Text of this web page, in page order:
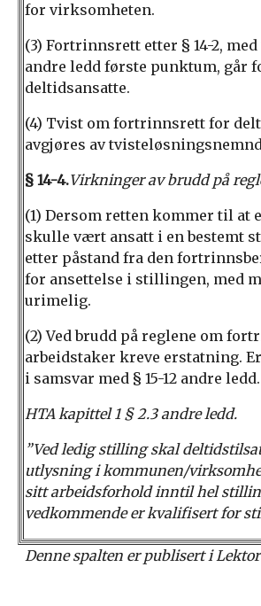
for virksomheten.
(3) Fortrinnsrett etter § 14-2, med
andre ledd første punktum, går
deltidsansatte.
(4) Tvist om fortrinnsrett for
avgjøres av
§ 14-4.Virkninger av brudd på
(1) Dersom retten kommer til at
skulle vært ansatt i en bestemt
etter påstand fra den
for ansettelse i stillingen, med
urimelig.
(2) Ved brudd på reglene om
arbeidstaker kreve erstatning.
i samsvar med § 15-12 andre ledd.
HTA kapittel 1 § 2.3 andre ledd.
”Ved ledig stilling skal
utlysning i kommunen/
sitt arbeidsforhold inntil hel
vedkommende er kvalifisert for
Denne spalten er publisert i